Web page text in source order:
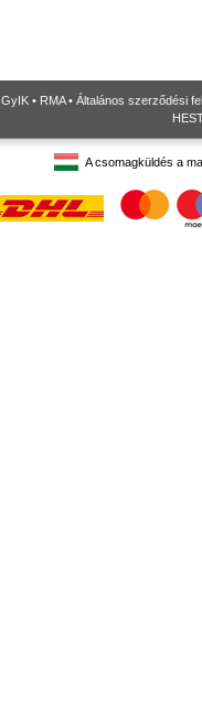
GyIK • RMA• Általános szerződési
A csomagküldés a